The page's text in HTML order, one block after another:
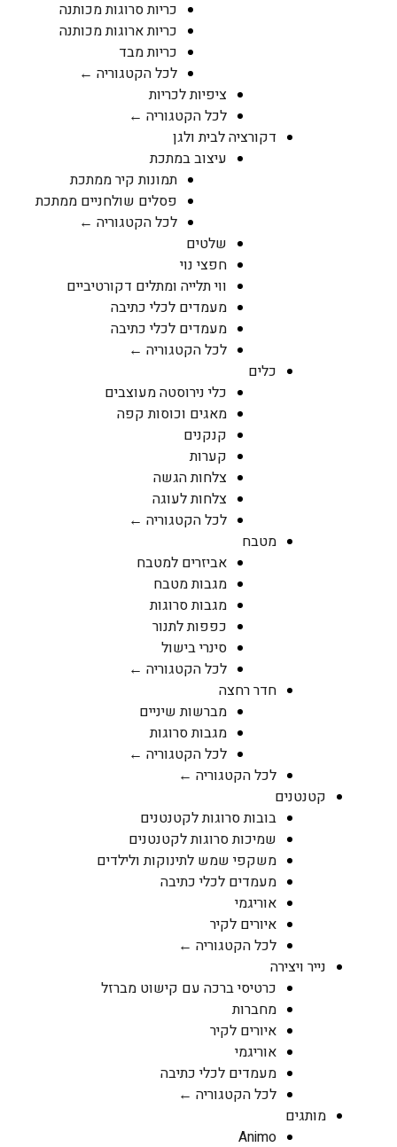
כריות סרוגות מכותנה
כריות ארוגות מכותנה
כריות מבד
לכל הקטגוריה ←
ציפיות לכריות
לכל הקטגוריה ←
דקורציה לבית ולגן
עיצוב במתכת
תמונות קיר ממתכת
פסלים שולחניים ממתכת
לכל הקטגוריה ←
שלטים
חפצי נוי
ווי תלייה ומתלים דקורטיביים
מעמדים לכלי כתיבה
מעמדים לכלי כתיבה
לכל הקטגוריה ←
כלים
כלי נירוסטה מעוצבים
מאגים וכוסות קפה
קנקנים
קערות
צלחות הגשה
צלחות לעוגה
לכל הקטגוריה ←
מטבח
אביזרים למטבח
מגבות מטבח
מגבות סרוגות
כפפות לתנור
סינרי בישול
לכל הקטגוריה ←
חדר רחצה
מברשות שיניים
מגבות סרוגות
לכל הקטגוריה ←
לכל הקטגוריה ←
קטנטנים
בובות סרוגות לקטנטנים
שמיכות סרוגות לקטנטנים
משקפי שמש לתינוקות ולילדים
מעמדים לכלי כתיבה
אוריגמי
איורים לקיר
לכל הקטגוריה ←
נייר ויצירה
כרטיסי ברכה עם קישוט מברזל
מחברות
איורים לקיר
אוריגמי
מעמדים לכלי כתיבה
לכל הקטגוריה ←
מותגים
Animo